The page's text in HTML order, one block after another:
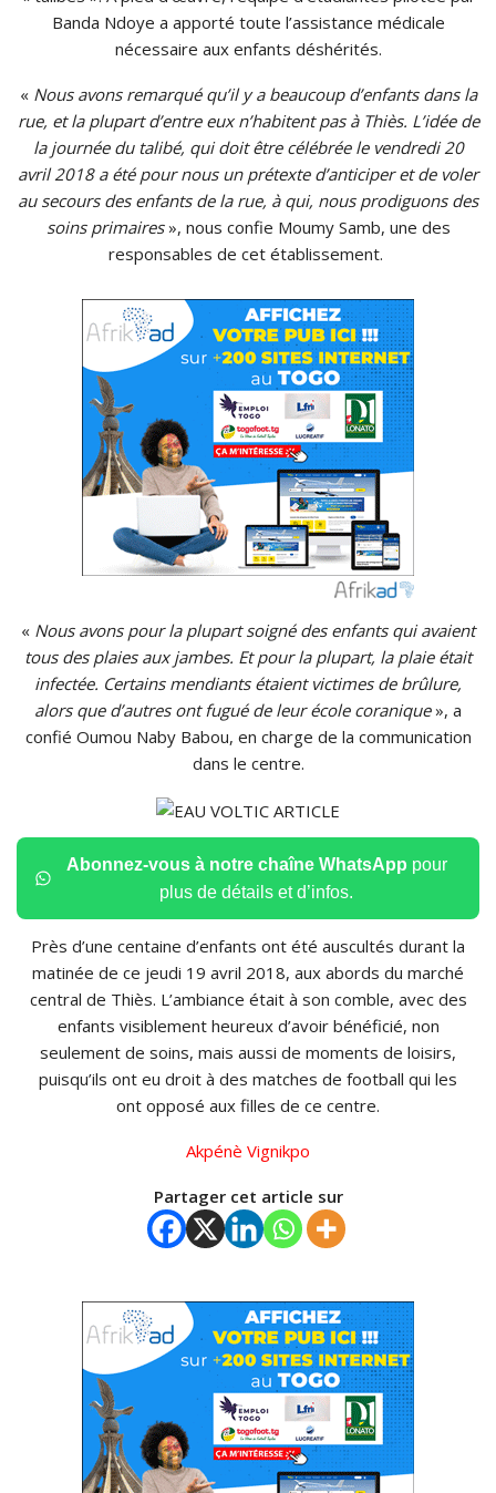
Banda Ndoye a apporté toute l’assistance médicale
nécessaire aux enfants déshérités.
« Nous avons remarqué qu’il y a beaucoup d’enfants dans la
rue, et la plupart d’entre eux n’habitent pas à Thiès. L’idée de
la journée du talibé, qui doit être célébrée le vendredi 20
avril 2018 a été pour nous un prétexte d’anticiper et de voler
au secours des enfants de la rue, à qui, nous prodiguons des
soins primaires», nous confie Moumy Samb, une des
responsables de cet établissement.
« Nous avons pour la plupart soigné des enfants qui avaient
tous des plaies aux jambes. Et pour la plupart, la plaie était
infectée. Certains mendiants étaient victimes de brûlure,
alors que d’autres ont fugué de leur école coranique», a
confié Oumou Naby Babou, en charge de la communication
dans le centre.
Abonnez-vous à notre chaîne WhatsApp pour
plus de détails et d’infos.
Près d’une centaine d’enfants ont été auscultés durant la
matinée de ce jeudi 19 avril 2018, aux abords du marché
central de Thiès. L’ambiance était à son comble, avec des
enfants visiblement heureux d’avoir bénéficié, non
seulement de soins, mais aussi de moments de loisirs,
puisqu’ils ont eu droit à des matches de football qui les
ont opposé aux filles de ce centre.
Akpénè Vignikpo
Partager cet article sur